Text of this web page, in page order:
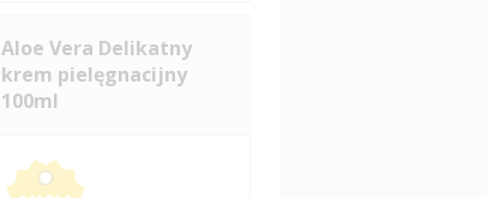
Aloe Vera Delikatny
krem pielęgnacijny
100ml